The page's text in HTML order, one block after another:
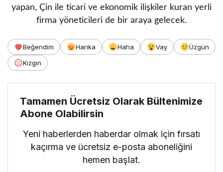
yapan, Çin ile ticari ve ekonomik ilişkiler kuran yerli
firma yöneticileri de bir araya gelecek.
Beğendim Harika Haha Vay
Üzgün
Kızgın
Tamamen Ücretsiz Olarak Bültenimize
Abone Olabilirsin
Yeni haberlerden haberdar olmak için fırsatı
kaçırma ve ücretsiz e-posta aboneliğini
hemen başlat.